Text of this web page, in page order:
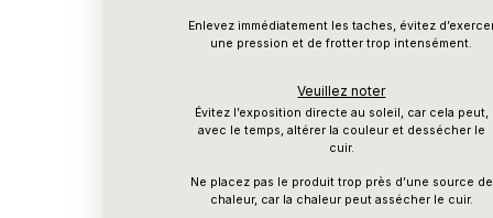
Enlevez immédiatement les taches, évitez
une pression et de frotter trop intensément.
Veuillez noter
Évitez l’exposition directe au soleil, car cela peut,
avec le temps, altérer la couleur et dessécher le
cuir.
Ne placez pas le produit trop près d’une source de
chaleur, car la chaleur peut assécher le cuir.